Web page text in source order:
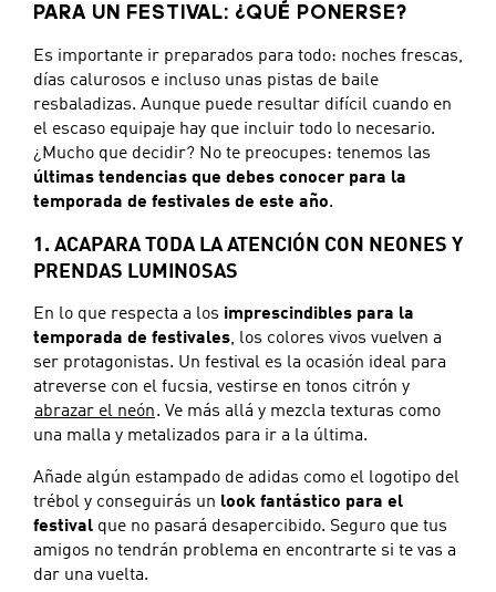
PARA UN FESTIVAL: ¿QUÉ PONERSE?
Es importante ir preparados para todo: noches frescas,
días calurosos e incluso unas pistas de baile
resbaladizas. Aunque puede resultar difícil cuando en
el escaso equipaje hay que incluir todo lo necesario.
¿Mucho que decidir? No te preocupes: tenemos las
últimas tendencias que debes conocer para la
temporada de festivales de este año.
1. ACAPARA TODA LA ATENCIÓN CON NEONES Y
PRENDAS LUMINOSAS
En lo que respecta a los imprescindibles para la
temporada de festivales, los colores vivos vuelven a
ser protagonistas. Un festival es la ocasión ideal para
atreverse con el fucsia, vestirse en tonos citrón y
abrazar el neón. Ve más allá y mezcla texturas como
una malla y metalizados para ir a la última.
Añade algún estampado de adidas como el logotipo del
trébol y conseguirás un look fantástico para el
festival que no pasará desapercibido. Seguro que tus
amigos no tendrán problema en encontrarte si te vas a
dar una vuelta.